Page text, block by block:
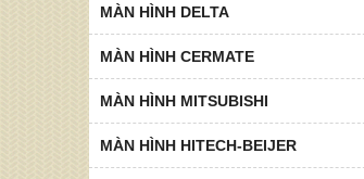
MÀN HÌNH DELTA
MÀN HÌNH CERMATE
MÀN HÌNH MITSUBISHI
MÀN HÌNH HITECH-BEIJER